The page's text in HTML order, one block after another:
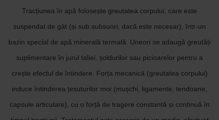
Tracțiunea în apă folosește greutatea corpului, care este
suspendat de gât (și sub subsuori, dacă este necesar), într-un
bazin special de apă minerală termală. Uneori se adaugă greutăți
suplimentare în jurul taliei, șoldurilor sau picioarelor pentru a
crește efectul de întindere. Forța mecanică (greutatea corpului)
induce întinderea țesuturilor moi (mușchi, ligamente, tendoane,
capsule articulare), cu o forță de tragere constantă și continuă în